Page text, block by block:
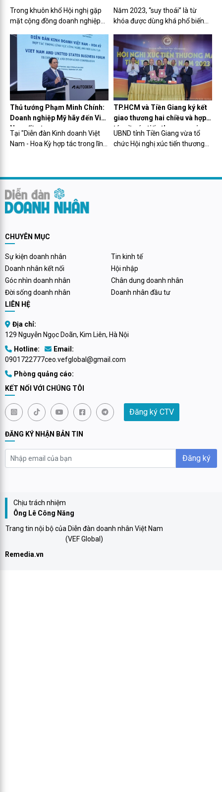
Trong khuôn khổ Hội nghị gặp
mặt cộng đồng doanh nghiệp
“Đồng hành và phát triển” diễn
ra vào sáng 16/10/2023, Thủ
tướng Chính phủ Phạm Minh
Chính đã nêu rõ 3 cam kết lớn
của...
Năm 2023, “suy thoái” là từ
khóa được dùng khá phổ biến
gặp nhiều thách thức. Hơn
40.000 doanh nghiệp đang chờ
giải thể. Việc gọi vốn của các
startup Việt gặp rất nhiều khó...
Thủ tướng Phạm Minh Chính:
Doanh nghiệp Mỹ hãy đến Việt
Nam đầu tư
Tại "Diễn đàn Kinh doanh Việt
Nam - Hoa Kỳ hợp tác trong lĩnh
hộ của Mỹ về một Việt Nam...
TP.HCM và Tiền Giang ký kết
giao thương hai chiều và hợp
tác về xúc tiến thương mại
UBND tỉnh Tiền Giang vừa tổ
chức Hội nghị xúc tiến thương
CHUYÊN MỤC
Sự kiện doanh nhân
Tin kinh tế
Doanh nhân kết nối
Hội nhập
Góc nhìn doanh nhân
Chân dung doanh nhân
Đời sống doanh nhân
Doanh nhân đầu tư
LIÊN HỆ
Địa chỉ:
129 Nguyễn Ngọc Doãn, Kim Liên, Hà Nội
Hotline:
0901722777
Email:
ceo.vefglobal@gmail.com
Phòng quảng cáo:
KẾT NỐI VỚI CHÚNG TÔI
Đăng ký CTV
ĐĂNG KÝ NHẬN BẢN TIN
Đăng ký
Chịu trách nhiệm
Ông Lê Công Năng
Trang tin nội bộ của Diễn đàn doanh nhân Việt Nam
(VEF Global)
Remedia.vn